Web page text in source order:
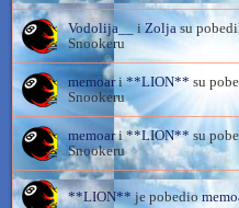
Vodolija__iZoljasu
Snookeru
memoari**LION** su
Snookeru
memoari**LION** su
Snookeru
**LION**je pobedio